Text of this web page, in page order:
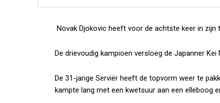
Novak Djokovic heeft voor de achtste keer in zijn
De drievoudig kampioen versloeg de Japanner
De 31-jarige Serviër heeft de topvorm weer te
kampte lang met een kwetsuur aan een elleboog